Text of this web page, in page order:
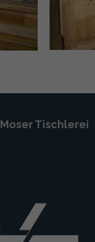
Moser Tischlerei